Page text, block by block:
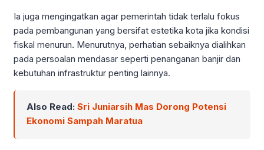
Ia juga mengingatkan agar pemerintah tidak terlalu fokus
pada pembangunan yang bersifat estetika kota jika kondisi
fiskal menurun. Menurutnya, perhatian sebaiknya dialihkan
pada persoalan mendasar seperti penanganan banjir dan
kebutuhan infrastruktur penting lainnya.
Also Read: Sri Juniarsih Mas Dorong Potensi
Ekonomi Sampah Maratua